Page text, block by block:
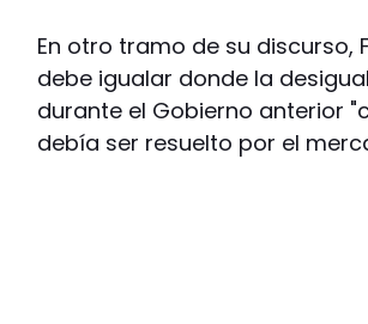
En otro tramo de su discurso,
debe igualar donde la
durante el Gobierno anterior
debía ser resuelto por el